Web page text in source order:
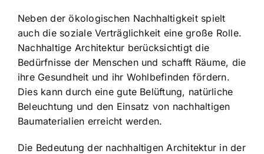
Neben der ökologischen Nachhaltigkeit spielt
auch die soziale Verträglichkeit eine große Rolle.
Nachhaltige Architektur berücksichtigt die
Bedürfnisse der Menschen und schafft Räume, die
ihre Gesundheit und ihr Wohlbefinden fördern.
Dies kann durch eine gute Belüftung, natürliche
Beleuchtung und den Einsatz von nachhaltigen
Baumaterialien erreicht werden.
Die Bedeutung der nachhaltigen Architektur in der